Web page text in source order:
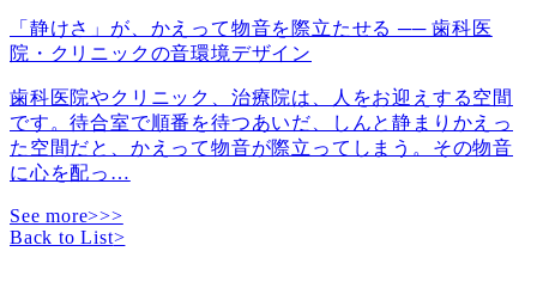
「静けさ」が、かえって物音を際立たせる ── 歯科医
院・クリニックの音環境デザイン
歯科医院やクリニック、治療院は、人をお迎えする空間
です。待合室で順番を待つあいだ、しんと静まりかえっ
た空間だと、かえって物音が際立ってしまう。その物音
に心を配っ …
See more>>>
Back to List>